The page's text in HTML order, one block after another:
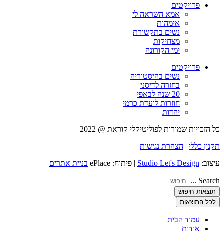
פרויקטים
אמא השראה לי
אימהות
נשים בתקשורת
מצחיקות
ימי הקורונה
פרויקטים
נשים בהיסטוריה
בחזרה לדיסני
20 שנה לבאפי
חוזרות לועדת כרמי
יהדות
כל הזכויות שמורות לפוליטיקלי קוראת @ 2022
תקנון כללי | הצהרת נגישות
עיצוב: Studio Let's Design | פיתוח: ePlace בניית אתרים
Search ...
תוצאות חיפוש
לכל התוצאות
עמוד הבית
אודות